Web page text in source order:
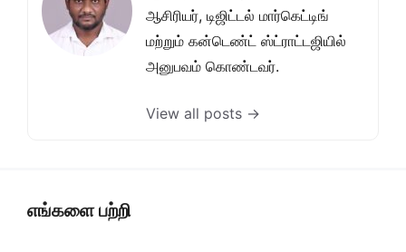
ஆசிரியர், டிஜிட்டல் மார்கெட்டிங்
மற்றும் கன்டெண்ட் ஸ்ட்ராட்டஜியில்
அனுபவம் கொண்டவர்.
View all posts →
எங்களை பற்றி